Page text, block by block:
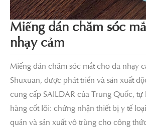
Miếng dán chăm sóc
nhạy cảm
Miếng dán chăm sóc mắt cho da nhạy
Shuxuan, được phát triển và sản xuất
cung cấp SAILDAR của Trung Quốc,
hàng cốt lõi: chứng nhận thiết bị y tế
quản và sản xuất vô trùng cho công